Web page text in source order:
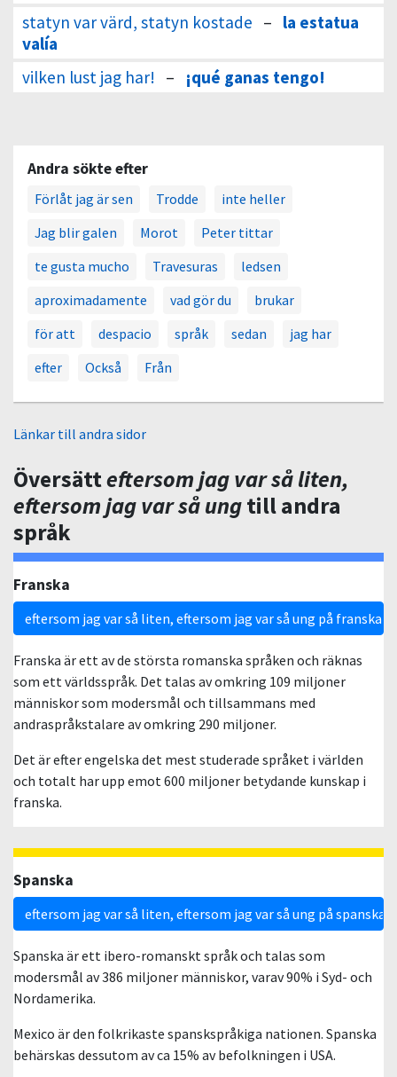
statyn var värd, statyn kostade – la estatua
valía
vilken lust jag har! – ¡qué ganas tengo!
Andra sökte efter
Förlåt jag är sen Trodde
inte heller
Jag blir galen
Morot
Peter tittar
te gusta mucho
Travesuras
ledsen
aproximadamente
vad gör du
brukar
för att
despacio språk sedan
jag har
efter
Också Från
Länkar till andra sidor
Översätteftersom jag var så liten,
eftersom jag var så ungtill andra
språk
Franska
eftersom jag var så liten, eftersom jag var så ung på franska
Franska är ett av de största romanska språken och räknas
som ett världsspråk. Det talas av omkring 109 miljoner
människor som modersmål och tillsammans med
andraspråkstalare av omkring 290 miljoner.
Det är efter engelska det mest studerade språket i världen
och totalt har upp emot 600 miljoner betydande kunskap i
franska.
Spanska
eftersom jag var så liten, eftersom jag var så ung på spanska
Spanska är ett ibero-romanskt språk och talas som
modersmål av 386 miljoner människor, varav 90% i Syd- och
Nordamerika.
Mexico är den folkrikaste spanskspråkiga nationen. Spanska
behärskas dessutom av ca 15% av befolkningen i USA.